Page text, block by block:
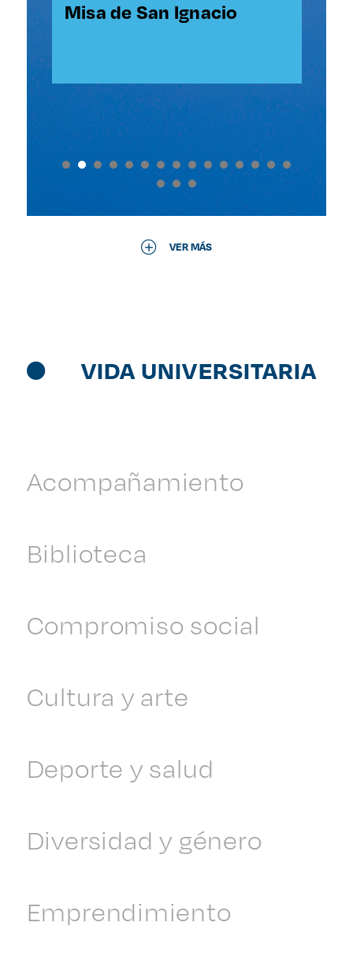
SJ
Misa de San Ignacio
VER MÁS
VIDA UNIVERSITARIA
Acompañamiento
Biblioteca
Compromiso social
Cultura y arte
Deporte y salud
Diversidad y género
Emprendimiento